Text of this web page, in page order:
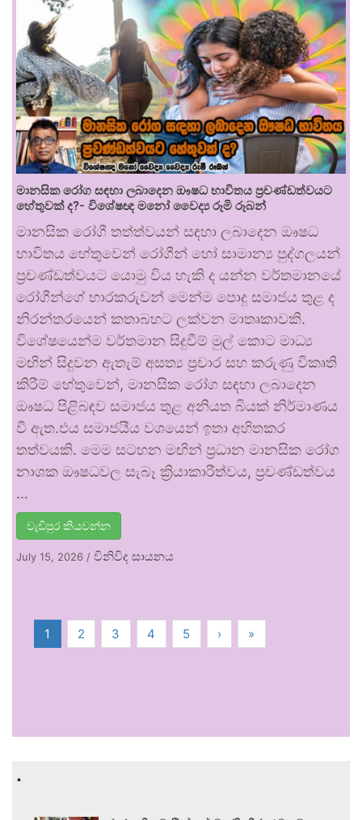
මානසික රෝග සඳහා ලබාදෙන ඖෂධ භාවිතය ප්‍රචණ්ඩත්වයට
හේතුවක් ද?- විශේෂඥ මනෝ වෛද්‍ය රූමි රූබන්
මානසික රෝගී තත්ත්වයන් සඳහා ලබාදෙන ඖෂධ
භාවිතය හේතුවෙන් රෝගීන් හෝ සාමාන්‍ය පුද්ගලයන්
ප්‍රචණ්ඩත්වයට යොමු විය හැකි ද යන්න වර්තමානයේ
රෝගීන්ගේ භාරකරුවන් මෙන්ම පොදු සමාජය තුළ ද
නිරන්තරයෙන් කතාබහට ලක්වන මාතෘකාවකි.
විශේෂයෙන්ම වර්තමාන සිදුවීම් මුල් කොට මාධ්‍ය
මඟින් සිදුවන ඇතැම් අසත්‍ය ප්‍රචාර සහ කරුණු විකෘති
කිරීම් හේතුවෙන්, මානසික රෝග සඳහා ලබාදෙන
ඖෂධ පිළිබඳව සමාජය තුළ අනියත බියක් නිර්මාණය
වී ඇත.එය සමාජයීය වශයෙන් ඉතා අහිතකර
තත්වයකි. මෙම සටහන මඟින් ප්‍රධාන මානසික රෝග
නාශක ඖෂධවල සැබෑ ක්‍රියාකාරීත්වය, ප්‍රචණ්ඩත්වය
…
වැඩිපුර කියවන්න
July 15, 2026 / විනිවිද සායනය
1 2 3 4 5 › »
.